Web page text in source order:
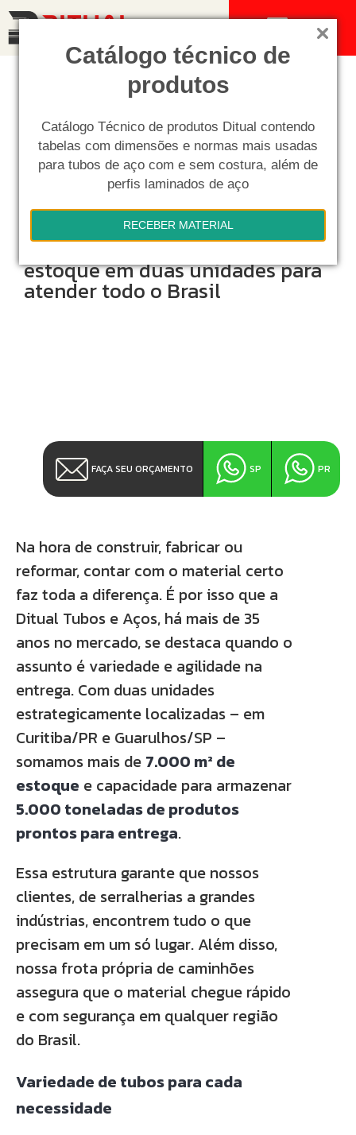
Catálogo técnico de
produtos
Catálogo Técnico de produtos Ditual contendo
tabelas com dimensões e normas mais usadas
para tubos de aço com e sem costura, além de
perfis laminados de aço
RECEBER MATERIAL
MENU
Ditual: mais de 7.000 m² de
estoque em duas unidades para
atender todo o Brasil
FAÇA SEU ORÇAMENTO SP PR
Na hora de construir, fabricar ou
reformar, contar com o material certo
faz toda a diferença. É por isso que a
Ditual Tubos e Aços, há mais de 35
anos no mercado, se destaca quando o
assunto é variedade e agilidade na
entrega. Com duas unidades
estrategicamente localizadas – em
Curitiba/PR e Guarulhos/SP –
somamos mais de 7.000 m² de
estoque e capacidade para armazenar
5.000 toneladas de produtos
prontos para entrega.
Essa estrutura garante que nossos
clientes, de serralherias a grandes
indústrias, encontrem tudo o que
precisam em um só lugar. Além disso,
nossa frota própria de caminhões
assegura que o material chegue rápido
e com segurança em qualquer região
do Brasil.
Variedade de tubos para cada
necessidade